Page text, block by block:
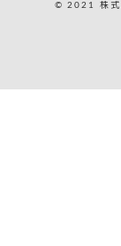
© 2021 株式